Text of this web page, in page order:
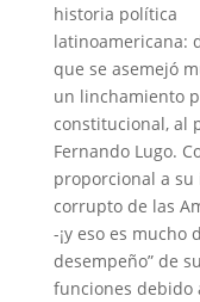
historia política
latinoamericana:
que se asemejó
un linchamiento
constitucional, al
Fernando Lugo.
proporcional a su
corrupto de las
-¡y eso es mucho
desempeño” de
funciones debido